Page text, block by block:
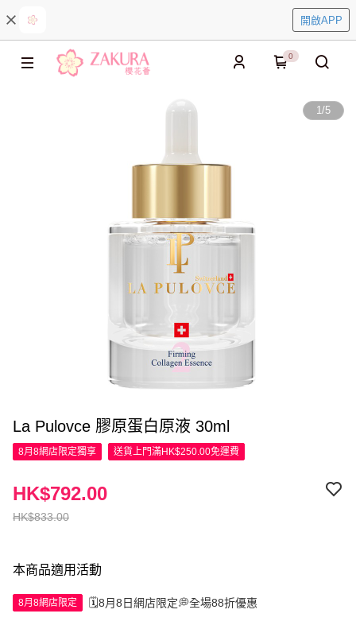
開啟APP
0
1/5
La Pulovce 膠原蛋白原液 30ml
8月8網店限定獨享 送貨上門滿HK$250.00免運費
HK$833.00
HK$792.00
本商品適用活動
8月8網店限定 🗓️8月8日網店限定💭全場88折優惠